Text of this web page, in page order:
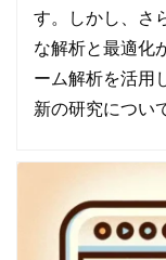
す。しかし、さ
な解析と最適化
ーム解析を活用
新の研究につい